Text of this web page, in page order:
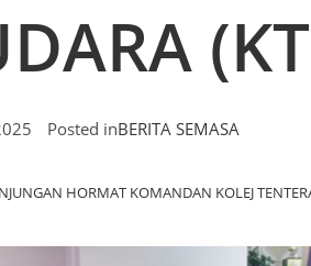
Posted inBERITA SEMASA
HORMAT KOMANDAN KOLEJ